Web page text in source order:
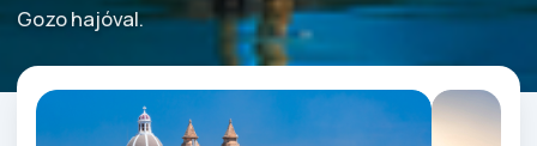
Gozo hajóval.